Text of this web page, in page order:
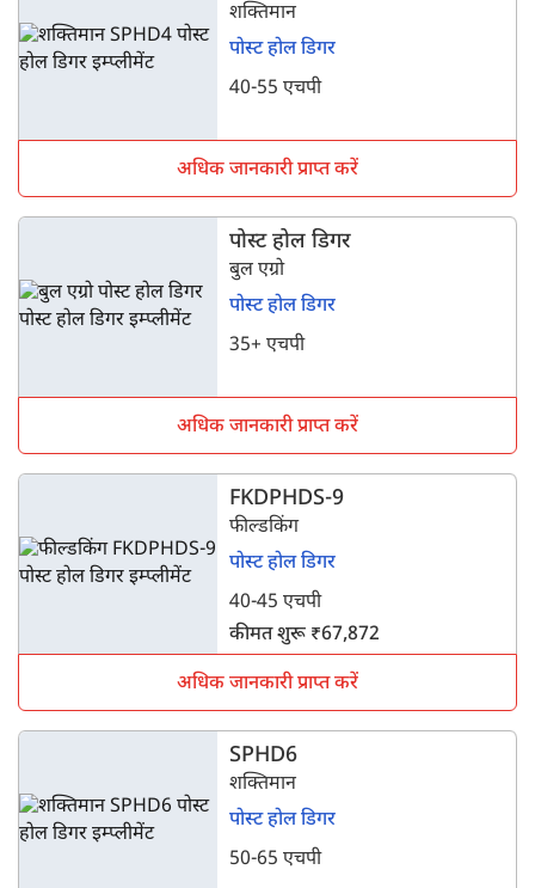
शक्तिमान
पोस्ट होल डिगर
40-55 एचपी
अधिक जानकारी प्राप्त करें
पोस्ट होल डिगर
बुल एग्रो
पोस्ट होल डिगर
35+ एचपी
अधिक जानकारी प्राप्त करें
FKDPHDS-9
फील्डकिंग
पोस्ट होल डिगर
40-45 एचपी
कीमत शुरू ₹67,872
अधिक जानकारी प्राप्त करें
SPHD6
शक्तिमान
पोस्ट होल डिगर
50-65 एचपी